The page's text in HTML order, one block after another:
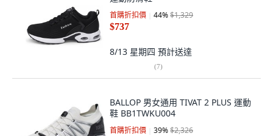
首購折扣價 44%$1,329
$737
8/13 星期四 預計送達
(7)
BALLOP 男女通用 TIVAT 2 PLUS 運動
鞋 BB1TWKU004
首購折扣價 39%$2,326